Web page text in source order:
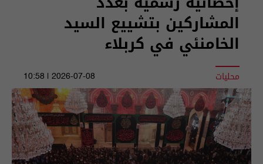
المشاركين بتشييع السيد
الخامنئي في كربلاء
محليات 2026-07-08 | 10:58